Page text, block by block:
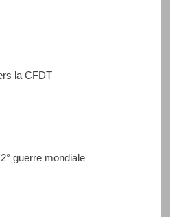
la CFDT
guerre mondiale